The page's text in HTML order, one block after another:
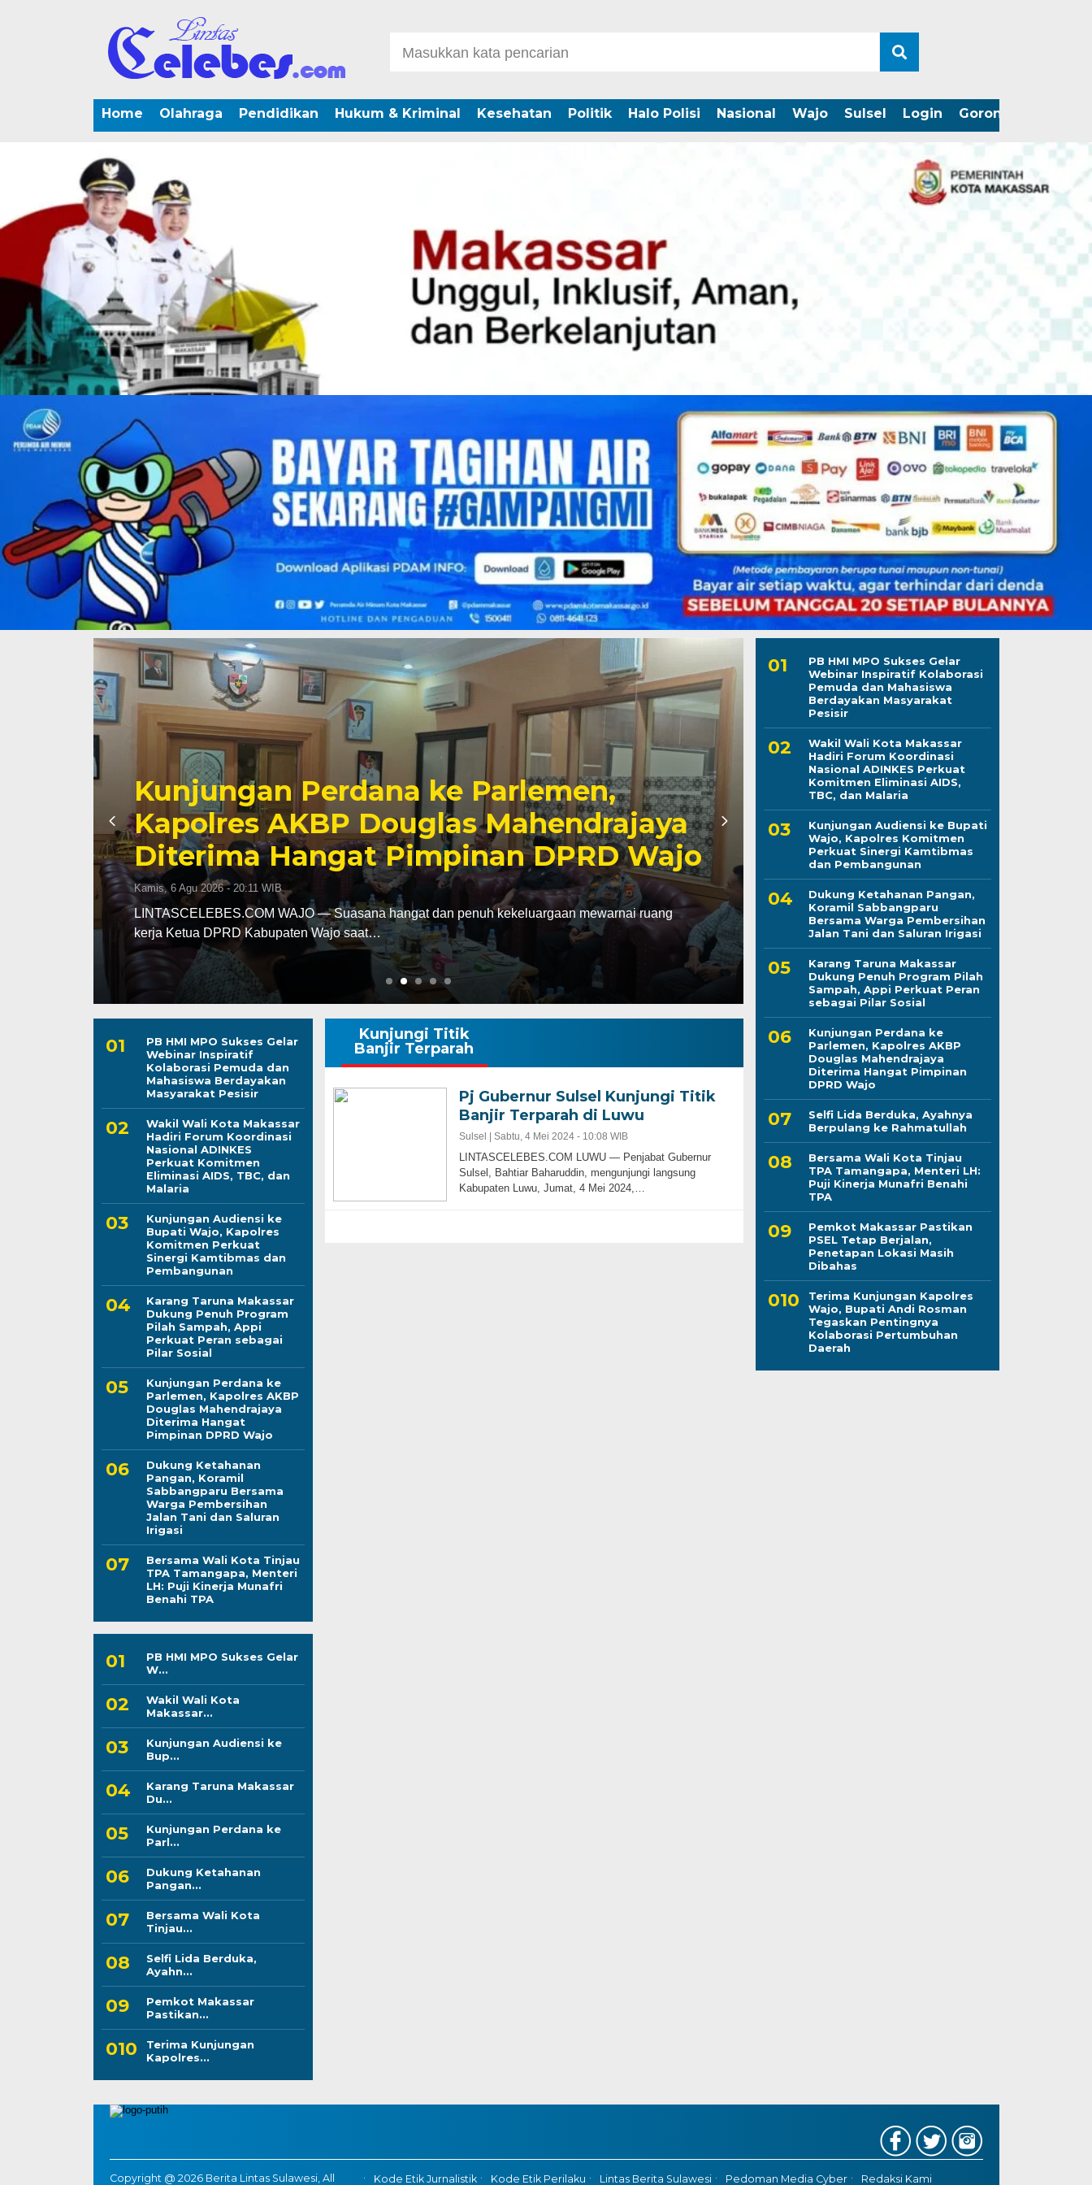
Home Olahraga Pendidikan Hukum & Kriminal Kesehatan Politik Halo Polisi Nasional Wajo Sulsel Login Gorontalo
Awali Tugas sebagai Kabagbinkar,
AKBP Fantry Taherong Tekankan
Kebersihan dan Disiplin Demi
Kepuasan Publik
Kamis, 6 Agu 2026 - 19:39 WIB
LINTASCELEBES.COM MAKASSAR — Mengawali hari pertama pelaksanaan tugas sebagai
Kepala Bagian Pembinaan Karier (Kabagbinkar) Biro SDM…
Karang Taruna
Penuh Program
Perkuat Peran
Kamis, 6 Agu 2026 - 15:21 WIB
LINTASCELEBES.COM MAKASSAR — Pengurus
komitmennya menjadi mitra strategis Pemerintah
PB HMI MPO Sukses Gelar
Webinar Inspiratif
Kolaborasi Pemuda dan
Mahasiswa Berdayakan
Masyarakat Pesisir
Wakil Wali Kota Makassar
Hadiri Forum Koordinasi
Nasional ADINKES
Perkuat Komitmen
Eliminasi AIDS, TBC, dan
Malaria
Kunjungan Audiensi ke
Bupati Wajo, Kapolres
Komitmen Perkuat
Sinergi Kamtibmas dan
Pembangunan
Karang Taruna Makassar
Dukung Penuh Program
Pilah Sampah, Appi
Perkuat Peran sebagai
Pilar Sosial
Kunjungan Perdana ke
Parlemen, Kapolres AKBP
Douglas Mahendrajaya
Diterima Hangat
Pimpinan DPRD Wajo
Dukung Ketahanan
Pangan, Koramil
Sabbangparu Bersama
Warga Pembersihan
Jalan Tani dan Saluran
Irigasi
Bersama Wali Kota Tinjau
TPA Tamangapa, Menteri
LH: Puji Kinerja Munafri
Benahi TPA
PB HMI MPO Sukses Gelar
W...
Wakil Wali Kota
Makassar...
Kunjungan Audiensi ke
Bup...
Karang Taruna Makassar
Du...
Kunjungan Perdana ke
Parl...
Dukung Ketahanan
Pangan...
Bersama Wali Kota
Tinjau...
Selfi Lida Berduka,
Ayahn...
Pemkot Makassar
Pastikan...
Terima Kunjungan
Kapolres...
Kunjungi Titik
Banjir Terparah
Pj Gubernur Sulsel Kunjungi Titik
Banjir Terparah di Luwu
Sulsel | Sabtu, 4 Mei 2024 - 10:08 WIB
LINTASCELEBES.COM LUWU — Penjabat Gubernur
Sulsel, Bahtiar Baharuddin, mengunjungi langsung
Kabupaten Luwu, Jumat, 4 Mei 2024,…
PB HMI MPO Sukses Gelar
Webinar Inspiratif Kolaborasi
Pemuda dan Mahasiswa
Berdayakan Masyarakat
Pesisir
Wakil Wali Kota Makassar
Hadiri Forum Koordinasi
Nasional ADINKES Perkuat
Komitmen Eliminasi AIDS,
TBC, dan Malaria
Kunjungan Audiensi ke Bupati
Wajo, Kapolres Komitmen
Perkuat Sinergi Kamtibmas
dan Pembangunan
Dukung Ketahanan Pangan,
Koramil Sabbangparu
Bersama Warga Pembersihan
Jalan Tani dan Saluran Irigasi
Karang Taruna Makassar
Dukung Penuh Program Pilah
Sampah, Appi Perkuat Peran
sebagai Pilar Sosial
Kunjungan Perdana ke
Parlemen, Kapolres AKBP
Douglas Mahendrajaya
Diterima Hangat Pimpinan
DPRD Wajo
Selfi Lida Berduka, Ayahnya
Berpulang ke Rahmatullah
Bersama Wali Kota Tinjau
TPA Tamangapa, Menteri LH:
Puji Kinerja Munafri Benahi
TPA
Pemkot Makassar Pastikan
PSEL Tetap Berjalan,
Penetapan Lokasi Masih
Dibahas
Terima Kunjungan Kapolres
Wajo, Bupati Andi Rosman
Tegaskan Pentingnya
Kolaborasi Pertumbuhan
Daerah
Copyright @ 2026 Berita Lintas Sulawesi, All
Kode Etik Jurnalistik Kode Etik Perilaku Lintas Berita Sulawesi Pedoman Media Cyber Redaksi Kami